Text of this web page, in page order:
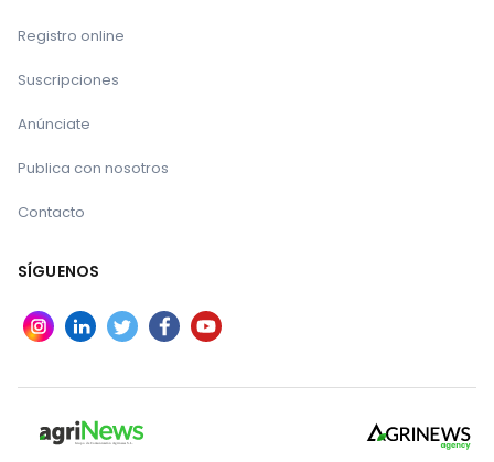
Registro online
Suscripciones
Anúnciate
Publica con nosotros
Contacto
SÍGUENOS